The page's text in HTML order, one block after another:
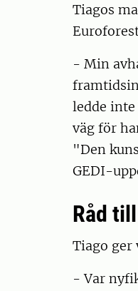
Tiagos
- Min
ledde
väg för
"Den
GEDI-
Råd
Tiago ger
- Var